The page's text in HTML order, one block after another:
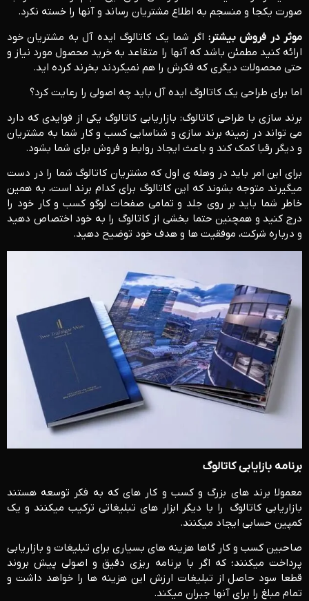
صورت یکجا و منسجم به اطلاع مشتریان رساند و آنها را خسته نکرد.
موثر در فروش بیشتر: اگر شما یک کاتالوگ ایده آل به مشتریان خود
ارائه کنید مطمئن باشد که آنها را متقاعد به خرید محصول مورد نیاز و
حتی محصولات دیگری که فکرش را هم نمیکردند بخرند کرده اید.
اما برای طراحی یک کاتالوگ ایده آل باید چه اصولی را رعایت کرد؟
برند سازی با طراحی کاتالوگ: بازاریابی کاتالوگ یکی از فوایدی که دارد
می تواند در زمینه برند سازی و شناسایی کسب و کار شما به مشتریان
و دیگر رقبا کمک کند و باعث ایجاد روابط و فروش برای شما بشود.
برای این امر باید در وهله ی اول که مشتریان کاتالوگ شما را در دست
میگیرند متوجه بشوند که این کاتالوگ برای کدام برند است، به همین
خاطر شما باید بر روی جلد و تمامی صفحات لوگو کسب و کار خود را
درج کنید و همچنین حتما بخشی از کاتالوگ را به خود اختصاص دهید
و درباره شرکت، موفقیت ها و هدف خود توضیح دهید.
برنامه بازایابی کاتالوگ
معمولا برند های بزرگ و کسب و کار های که به فکر توسعه هستند
بازاریابی کاتالوگ را با دیگر ابزار های تبلیغاتی ترکیب میکنند و یک
کمپین حسابی ایجاد میکنند.
صاحبین کسب و کار گاها هزینه های بسیاری برای تبلیغات و بازاریابی
پرداخت میکنند؛ که اگر با برنامه ریزی دقیق و اصولی پیش بروند
قطعا سود حاصل از تبلیغات ارزش این هزینه ها را خواهد داشت و
تمام مبلغ را برای آنها جبران میکند.